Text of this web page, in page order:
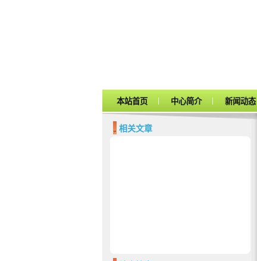
本站首页 | 中心简介 | 新闻动态
相关文章